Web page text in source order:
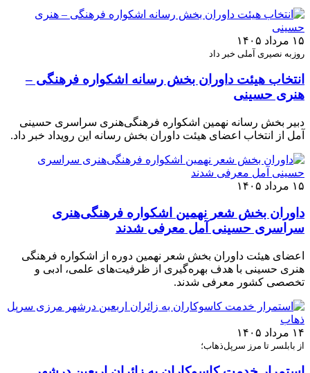
۱۵ مرداد ۱۴۰۵
روزبه نصیری آملی خبر داد
انتخاب هیئت داوران بخش رسانه اشکواره فرهنگی‌ –
هنری حسینی
دبیر بخش رسانه نهمین اشکواره فرهنگی‌هنری سراسری حسینی
آمل از انتخاب اعضای هیئت داوران بخش رسانه این رویداد خبر داد.
۱۵ مرداد ۱۴۰۵
داوران بخش شعر نهمین اشکواره فرهنگی‌هنری
سراسری حسینی آمل معرفی شدند
اعضای هیئت داوران بخش شعر نهمین دوره از اشکواره فرهنگی
هنری حسینی با هدف بهره‌گیری از ظرفیت‌های علمی، ادبی و
تخصصی کشور معرفی شدند.
۱۴ مرداد ۱۴۰۵
از بابلسر تا مرز سرپل‌ذهاب؛